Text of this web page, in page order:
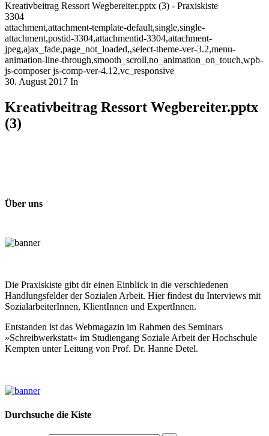
Kreativbeitrag Ressort Wegbereiter.pptx (3) - Praxiskiste
3304
attachment,attachment-template-default,single,single-
attachment,postid-3304,attachmentid-3304,attachment-
jpeg,ajax_fade,page_not_loaded,,select-theme-ver-3.2,menu-
animation-line-through,smooth_scroll,no_animation_on_touch,wpb-
js-composer js-comp-ver-4.12,vc_responsive
30. August 2017 In
Kreativbeitrag Ressort Wegbereiter.pptx
(3)
Über uns
Die Praxiskiste gibt dir einen Einblick in die verschiedenen
Handlungsfelder der Sozialen Arbeit. Hier findest du Interviews mit
SozialarbeiterInnen, KlientInnen und ExpertInnen.
Entstanden ist das Webmagazin im Rahmen des Seminars
»Schreibwerkstatt« im Studiengang Soziale Arbeit der Hochschule
Kempten unter Leitung von Prof. Dr. Hanne Detel.
Durchsuche die Kiste